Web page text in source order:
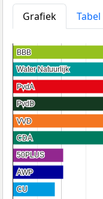
Grafiek
Tabel
BBB
BBB
Water Natuurlijk
Water Natuurlijk
PvdA
PvdA
PvdD
PvdD
VVD
VVD
CDA
CDA
50PLUS
50PLUS
AWP
AWP
CU
CU